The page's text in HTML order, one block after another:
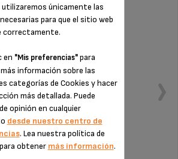
utilizaremos únicamente las
para que el sitio web
correctamente.
en "Mis preferencias"para
información sobre las
categorías de Cookies y hacer
más detallada. Puede
opinión en cualquier
desde nuestro centro de
. Lea nuestra política de
obtener más información.